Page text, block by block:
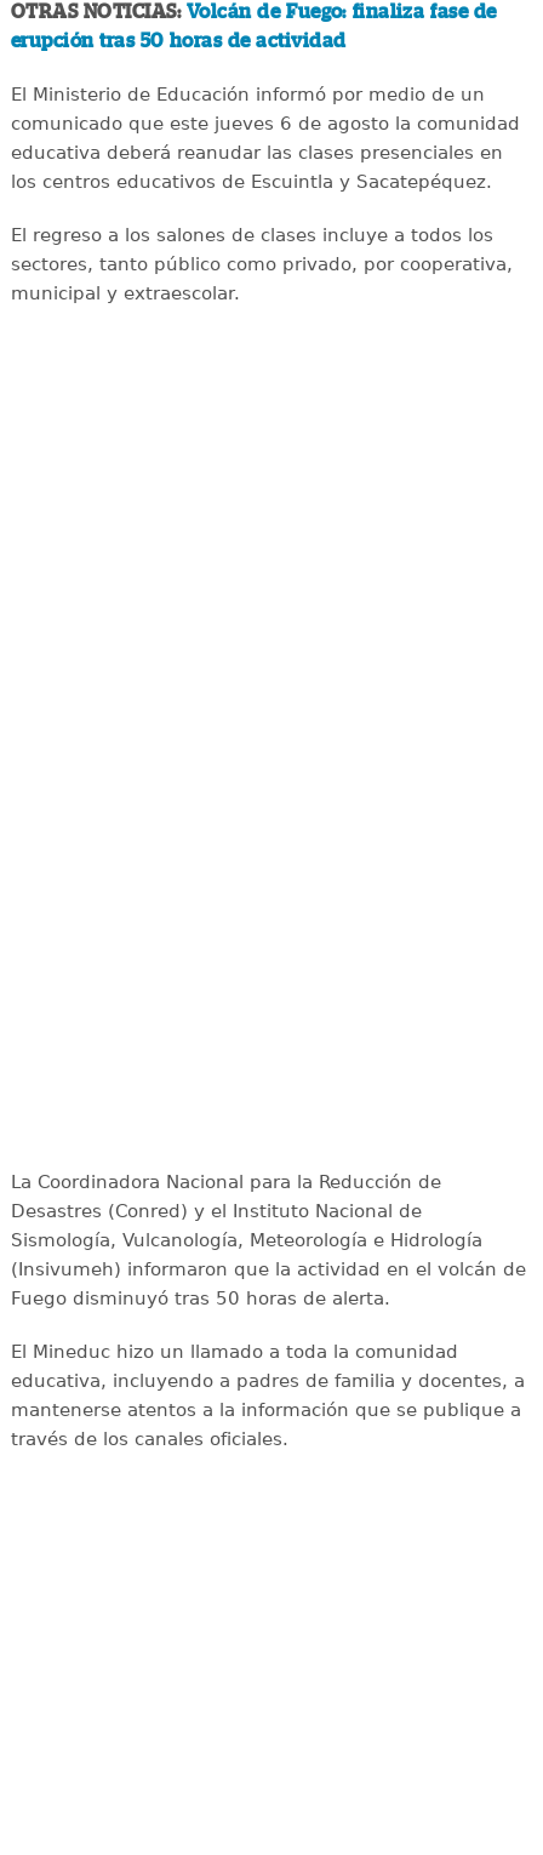
OTRAS NOTICIAS: Volcán de Fuego: finaliza fase de
erupción tras 50 horas de actividad
El Ministerio de Educación informó por medio de un
comunicado que este jueves 6 de agosto la comunidad
educativa deberá reanudar las clases presenciales en
los centros educativos de Escuintla y Sacatepéquez.
El regreso a los salones de clases incluye a todos los
sectores, tanto público como privado, por cooperativa,
municipal y extraescolar.
La Coordinadora Nacional para la Reducción de
Desastres (Conred) y el Instituto Nacional de
Sismología, Vulcanología, Meteorología e Hidrología
(Insivumeh) informaron que la actividad en el volcán de
Fuego disminuyó tras 50 horas de alerta.
El Mineduc hizo un llamado a toda la comunidad
educativa, incluyendo a padres de familia y docentes, a
mantenerse atentos a la información que se publique a
través de los canales oficiales.